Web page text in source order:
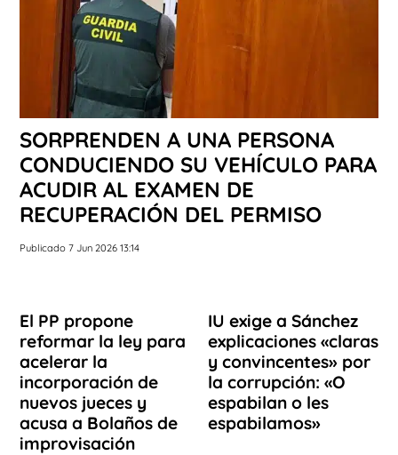
SORPRENDEN A UNA PERSONA
CONDUCIENDO SU VEHÍCULO PARA
ACUDIR AL EXAMEN DE
RECUPERACIÓN DEL PERMISO
Publicado 7 Jun 2026 13:14
El PP propone
reformar la ley para
acelerar la
incorporación de
nuevos jueces y
acusa a Bolaños de
improvisación
IU exige a Sánchez
explicaciones «claras
y convincentes» por
la corrupción: «O
espabilan o les
espabilamos»